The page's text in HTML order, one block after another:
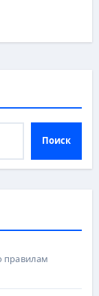
Поиск
правилам